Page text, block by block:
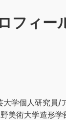
フィー
学個人研究員/
美術大学造形